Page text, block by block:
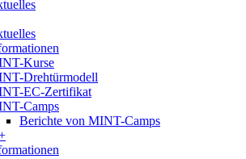
Kurse
Drehtürmodell
EC-Zertifikat
Camps
Berichte von MINT-Camps